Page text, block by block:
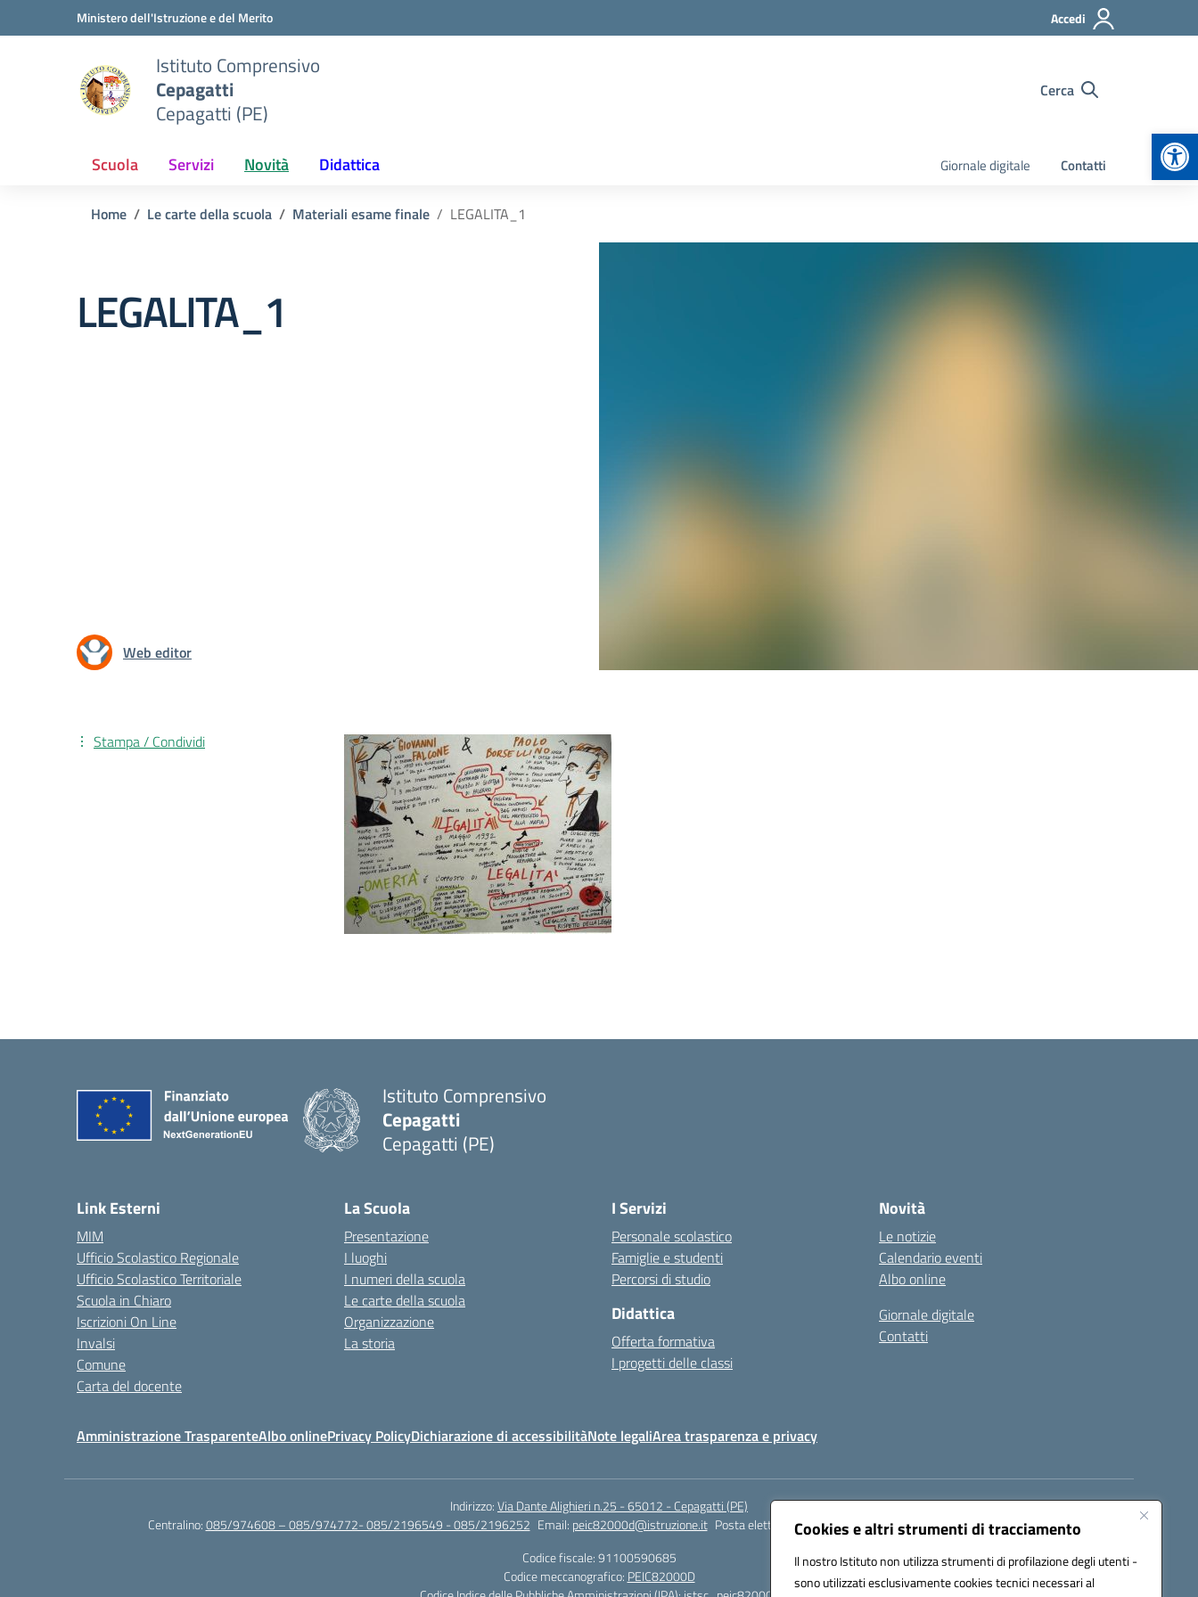
Cookies e altri strumenti di tracciamento
Il nostro Istituto non utilizza strumenti di profilazione degli utenti -
sono utilizzati esclusivamente cookies tecnici necessari al
Vai ai contenuti
Vai al menu di navigazioneMinistero dell'Istruzione e del Merito Accedi
Istituto Comprensivo
Cepagatti
Cepagatti (PE)
Cerca
Scuola Servizi Novità Didattica Giornale digitale Contatti
Home Le carte della scuola Materiali esame finale LEGALITA_1
LEGALITA_1
Web editor
Stampa / Condividi
Istituto Comprensivo
Cepagatti
Cepagatti (PE)
Link Esterni
MIM
Ufficio Scolastico Regionale
Ufficio Scolastico Territoriale
Scuola in Chiaro
Iscrizioni On Line
Invalsi
Comune
Carta del docente
La Scuola
Presentazione
I luoghi
I numeri della scuola
Le carte della scuola
Organizzazione
La storia
I Servizi
Personale scolastico
Famiglie e studenti
Percorsi di studio
Didattica
Offerta formativa
I progetti delle classi
Novità
Le notizie
Calendario eventi
Albo online
Giornale digitale
Contatti
Amministrazione TrasparenteAlbo onlinePrivacy PolicyDichiarazione di accessibilitàNote legaliArea trasparenza e privacy
Indirizzo:Via Dante Alighieri n.25 - 65012 - Cepagatti (PE)
Centralino:085/974608 – 085/974772- 085/2196549 - 085/2196252 Email: peic82000d@istruzione.it Posta elettronica certificata (PEC): peic82000d@pec.istruzione.it
Codice fiscale: 91100590685
Codice meccanografico: PEIC82000D